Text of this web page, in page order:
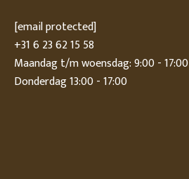
[email protected]
+31 6 23 62 15 58
Maandag t/m woensdag: 9:00 - 17:00
Donderdag 13:00 - 17:00